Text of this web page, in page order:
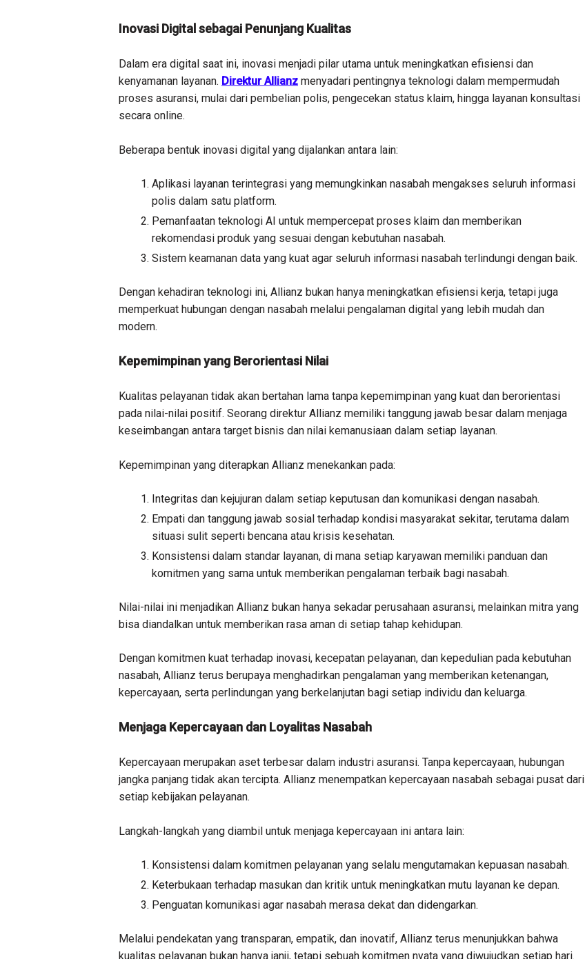
Inovasi Digital sebagai Penunjang Kualitas
Dalam era digital saat ini, inovasi menjadi pilar utama untuk meningkatkan efisiensi dan
kenyamanan layanan. Direktur Allianz menyadari pentingnya teknologi dalam mempermudah
proses asuransi, mulai dari pembelian polis, pengecekan status klaim, hingga layanan konsultasi
secara online.
Beberapa bentuk inovasi digital yang dijalankan antara lain:
Aplikasi layanan terintegrasi yang memungkinkan nasabah mengakses seluruh informasi
polis dalam satu platform.
Pemanfaatan teknologi AI untuk mempercepat proses klaim dan memberikan
rekomendasi produk yang sesuai dengan kebutuhan nasabah.
Sistem keamanan data yang kuat agar seluruh informasi nasabah terlindungi dengan baik.
Dengan kehadiran teknologi ini, Allianz bukan hanya meningkatkan efisiensi kerja, tetapi juga
memperkuat hubungan dengan nasabah melalui pengalaman digital yang lebih mudah dan
modern.
Kepemimpinan yang Berorientasi Nilai
Kualitas pelayanan tidak akan bertahan lama tanpa kepemimpinan yang kuat dan berorientasi
pada nilai-nilai positif. Seorang direktur Allianz memiliki tanggung jawab besar dalam menjaga
keseimbangan antara target bisnis dan nilai kemanusiaan dalam setiap layanan.
Kepemimpinan yang diterapkan Allianz menekankan pada:
Integritas dan kejujuran dalam setiap keputusan dan komunikasi dengan nasabah.
Empati dan tanggung jawab sosial terhadap kondisi masyarakat sekitar, terutama dalam
situasi sulit seperti bencana atau krisis kesehatan.
Konsistensi dalam standar layanan, di mana setiap karyawan memiliki panduan dan
komitmen yang sama untuk memberikan pengalaman terbaik bagi nasabah.
Nilai-nilai ini menjadikan Allianz bukan hanya sekadar perusahaan asuransi, melainkan mitra yang
bisa diandalkan untuk memberikan rasa aman di setiap tahap kehidupan.
Dengan komitmen kuat terhadap inovasi, kecepatan pelayanan, dan kepedulian pada kebutuhan
nasabah, Allianz terus berupaya menghadirkan pengalaman yang memberikan ketenangan,
kepercayaan, serta perlindungan yang berkelanjutan bagi setiap individu dan keluarga.
Menjaga Kepercayaan dan Loyalitas Nasabah
Kepercayaan merupakan aset terbesar dalam industri asuransi. Tanpa kepercayaan, hubungan
jangka panjang tidak akan tercipta. Allianz menempatkan kepercayaan nasabah sebagai pusat dari
setiap kebijakan pelayanan.
Langkah-langkah yang diambil untuk menjaga kepercayaan ini antara lain:
Konsistensi dalam komitmen pelayanan yang selalu mengutamakan kepuasan nasabah.
Keterbukaan terhadap masukan dan kritik untuk meningkatkan mutu layanan ke depan.
Penguatan komunikasi agar nasabah merasa dekat dan didengarkan.
Melalui pendekatan yang transparan, empatik, dan inovatif, Allianz terus menunjukkan bahwa
kualitas pelayanan bukan hanya janji, tetapi sebuah komitmen nyata yang diwujudkan setiap hari.